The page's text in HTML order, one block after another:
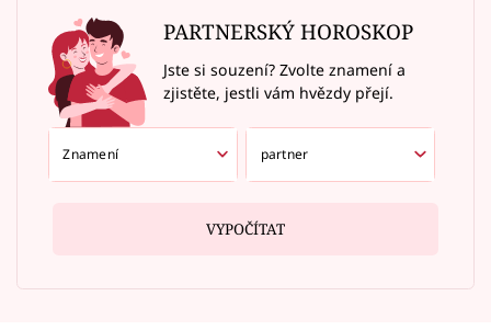
PARTNERSKÝ HOROSKOP
Jste si souzení? Zvolte znamení a
zjistěte, jestli vám hvězdy přejí.
VYPOČÍTAT